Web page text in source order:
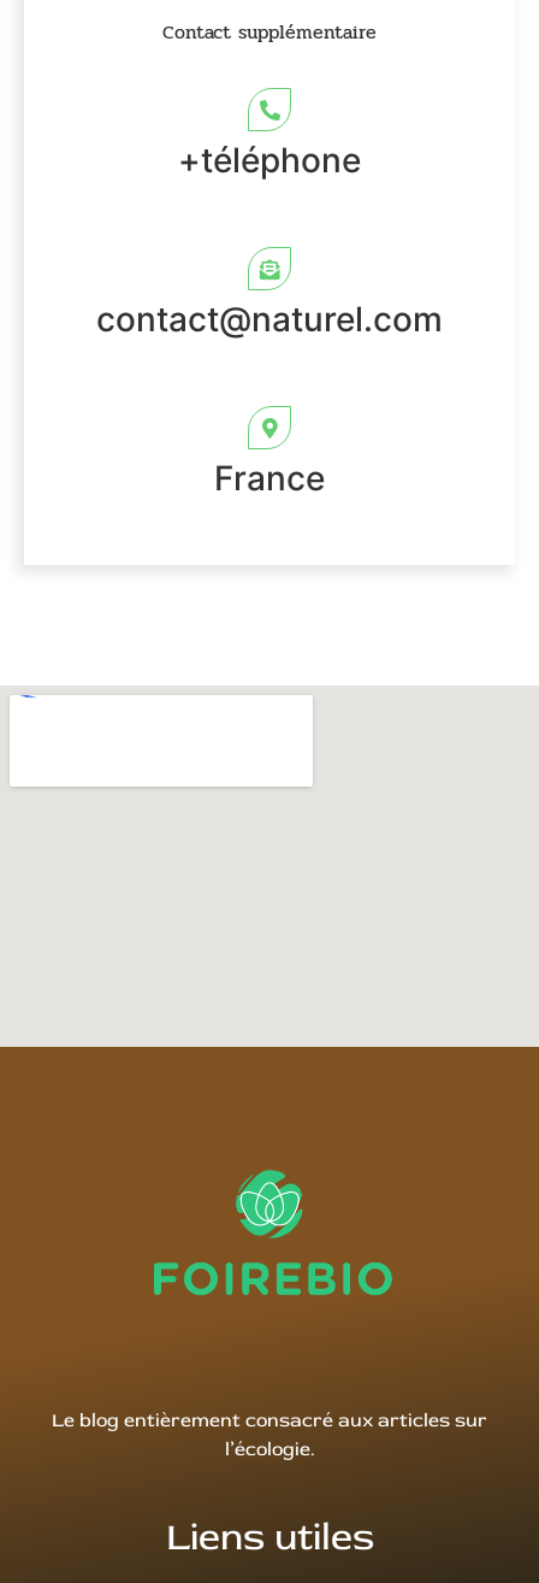
Contact supplémentaire
+téléphone
contact@naturel.com
France
Le blog entièrement consacré aux articles sur
l’écologie.
Liens utiles